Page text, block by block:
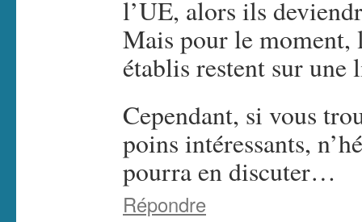
l’UE, alors ils
Mais pour le moment,
établis restent sur
Cependant, si vous
poins intéressants,
pourra en discuter…
Répondre